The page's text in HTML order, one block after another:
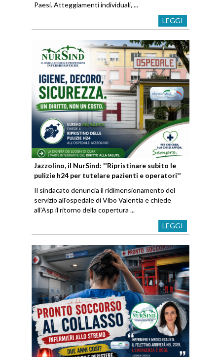
Paesi. Atteggiamenti individuali, ...
LEGGI
Jazzolino, il NurSind: ''Ripristinare subito le
pulizie h24 per tutelare pazienti e operatori''
Il sindacato denuncia il ridimensionamento del
servizio all'ospedale di Vibo Valentia e chiede
all'Asp il ritorno della copertura ...
LEGGI